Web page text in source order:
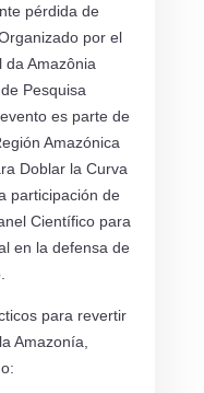
pérdida de
por el
da Amazônia
Pesquisa
es parte de
Amazónica
Doblar la Curva
participación de
Científico para
en la defensa de
para revertir
Amazonía,